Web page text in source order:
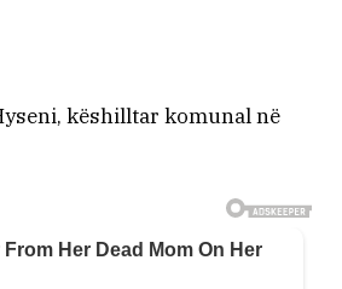
këshilltar komunal në